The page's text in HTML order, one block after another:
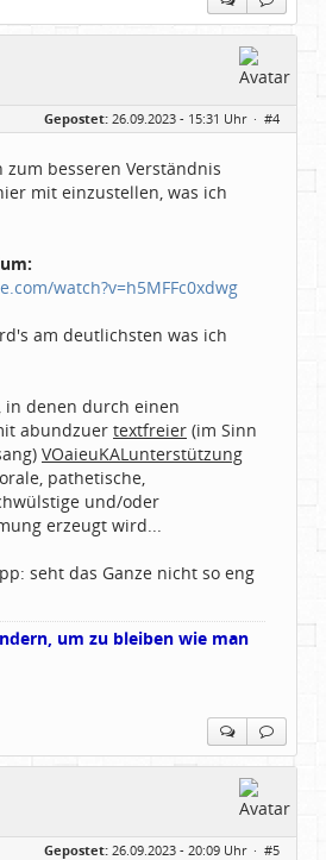
Gepostet: 26.09.2023 - 15:31 Uhr · #4
zum besseren Verständnis
mit einzustellen, was ich
watch?v=h5MFFc0xdwg
am deutlichsten was ich
in denen durch einen
abundzuer textfreier (im Sinn
VOaieuKALunterstützung
pathetische,
und/oder
erzeugt wird...
seht das Ganze nicht so eng
um zu bleiben wie man
Gepostet: 26.09.2023 - 20:09 Uhr · #5